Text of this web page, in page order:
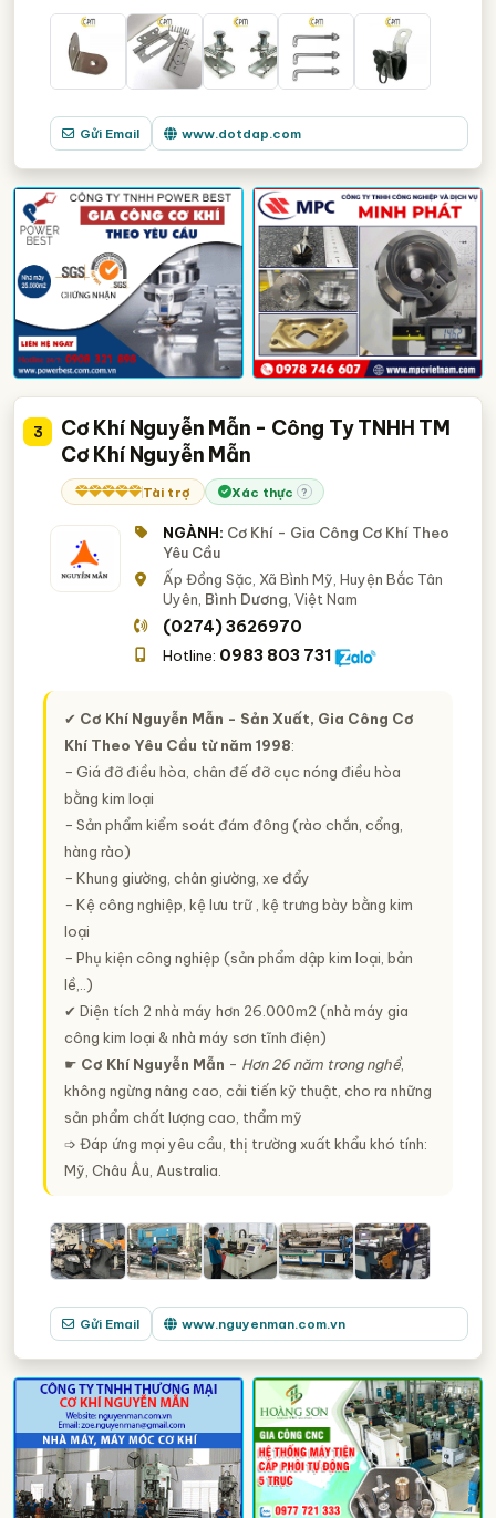
Gửi Email www.dotdap.com
3
Cơ Khí Nguyễn Mẫn - Công Ty TNHH TM
Cơ Khí Nguyễn Mẫn
Tài trợ Xác thực ?
NGÀNH: Cơ Khí - Gia Công Cơ Khí Theo
Yêu Cầu
Ấp Đồng Sặc, Xã Bình Mỹ, Huyện Bắc Tân
Uyên, Bình Dương, Việt Nam
(0274) 3626970
Hotline: 0983 803 731
✔ Cơ Khí Nguyễn Mẫn - Sản Xuất, Gia Công Cơ
Khí Theo Yêu Cầu từ năm 1998:
− Giá đỡ điều hòa, chân đế đỡ cục nóng điều hòa
bằng kim loại
− Sản phẩm kiểm soát đám đông (rào chắn, cổng,
hàng rào)
− Khung giường, chân giường, xe đẩy
− Kệ công nghiệp, kệ lưu trữ , kệ trưng bày bằng kim
loại
− Phụ kiện công nghiệp (sản phẩm dập kim loại, bản
lề,..)
✔ Diện tích 2 nhà máy hơn 26.000m2 (nhà máy gia
công kim loại & nhà máy sơn tĩnh điện)
☛ Cơ Khí Nguyễn Mẫn - Hơn 26 năm trong nghề,
không ngừng nâng cao, cải tiến kỹ thuật, cho ra những
sản phẩm chất lượng cao, thẩm mỹ
➩ Đáp ứng mọi yêu cầu, thị trường xuất khẩu khó tính:
Mỹ, Châu Âu, Australia.
Gửi Email www.nguyenman.com.vn